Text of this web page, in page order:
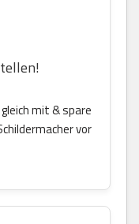
mit & spare
vor